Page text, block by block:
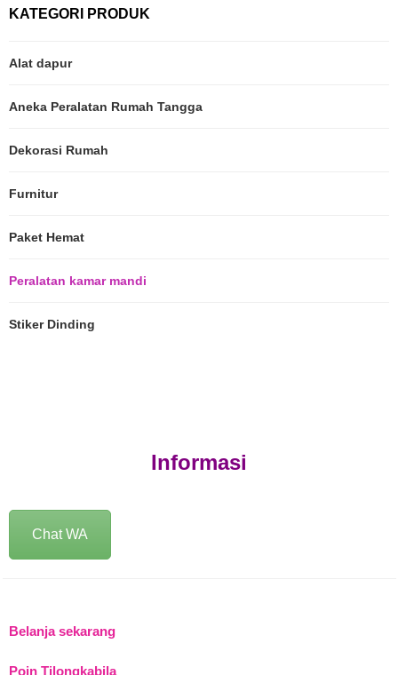
KATEGORI PRODUK
Alat dapur
Aneka Peralatan Rumah Tangga
Dekorasi Rumah
Furnitur
Paket Hemat
Peralatan kamar mandi
Stiker Dinding
Informasi
Chat WA
Belanja sekarang
Poin Tilongkabila